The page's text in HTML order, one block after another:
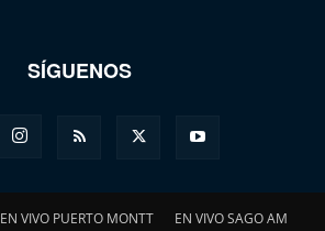
SÍGUENOS
EN VIVO PUERTO MONTT EN VIVO SAGO AM